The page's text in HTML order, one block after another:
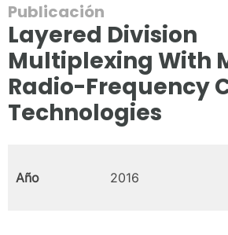
Publicación
Layered Division
Multiplexing With
Radio-Frequency
Technologies
Año 2016